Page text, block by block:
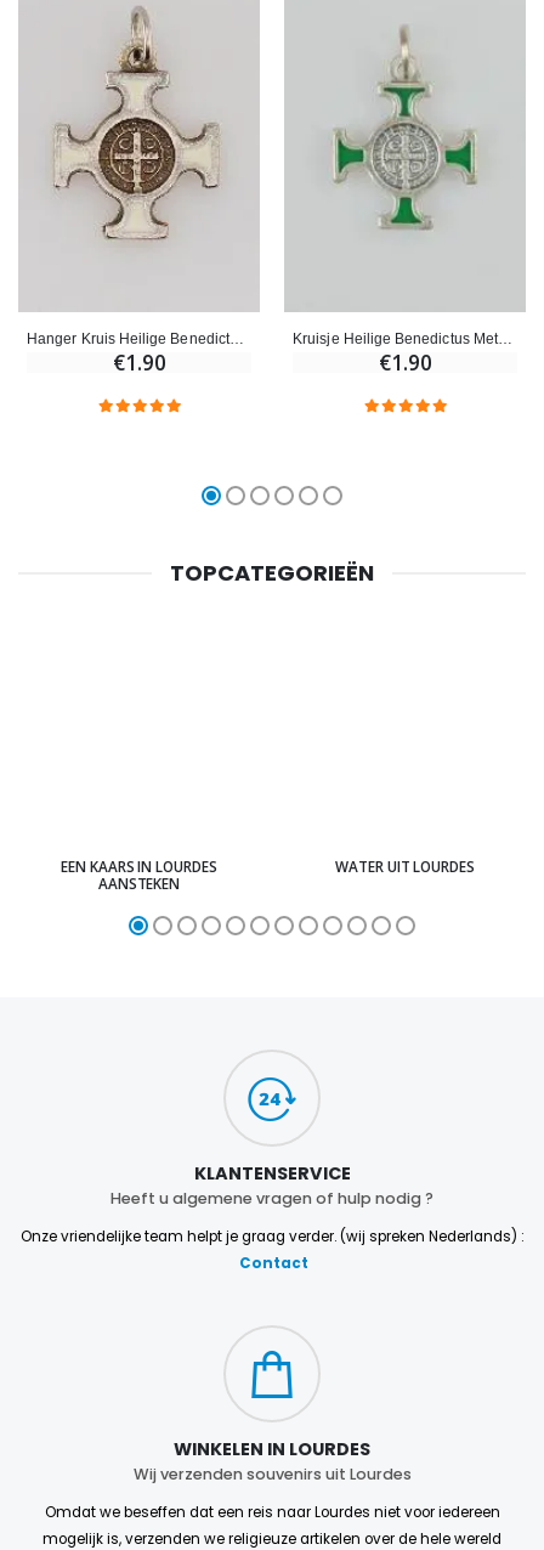
Hanger Kruis Heilige Benedictus Metaal - Wit - 2cm
€1.90
Kruisje Heilige Benedictus Metaal - Groen - 2cm
€1.90
TOPCATEGORIEËN
EEN KAARS IN LOURDES
AANSTEKEN
WATER UIT LOURDES
KLANTENSERVICE
Heeft u algemene vragen of hulp nodig ?
Onze vriendelijke team helpt je graag verder. (wij spreken Nederlands) :
Contact
WINKELEN IN LOURDES
Wij verzenden souvenirs uit Lourdes
Omdat we beseffen dat een reis naar Lourdes niet voor iedereen
mogelijk is, verzenden we religieuze artikelen over de hele wereld